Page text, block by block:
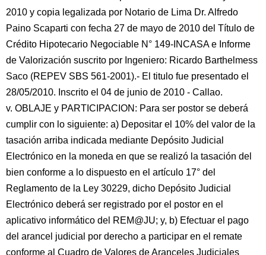
2010 y copia legalizada por Notario de Lima Dr. Alfredo
Paino Scaparti con fecha 27 de mayo de 2010 del Título de
Crédito Hipotecario Negociable N° 149-INCASA e Informe
de Valorización suscrito por Ingeniero: Ricardo Barthelmess
Saco (REPEV SBS 561-2001).- El titulo fue presentado el
28/05/2010. Inscrito el 04 de junio de 2010 - Callao.
v. OBLAJE y PARTICIPACION: Para ser postor se deberá
cumplir con lo siguiente: a) Depositar el 10% del valor de la
tasación arriba indicada mediante Depósito Judicial
Electrónico en la moneda en que se realizó la tasación del
bien conforme a lo dispuesto en el artículo 17° del
Reglamento de la Ley 30229, dicho Depósito Judicial
Electrónico deberá ser registrado por el postor en el
aplicativo informático del REM@JU; y, b) Efectuar el pago
del arancel judicial por derecho a participar en el remate
conforme al Cuadro de Valores de Aranceles Judiciales